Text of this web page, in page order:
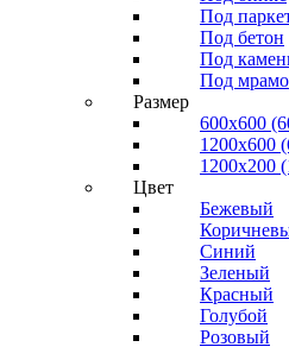
Под
Под бетон
Под
Под
Размер
600х600
1200х600
1200х200
Цвет
Бежевый
Синий
Зеленый
Красный
Голубой
Розовый